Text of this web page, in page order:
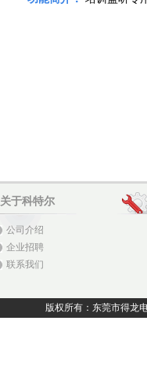
关于科特尔
公司介绍
企业招聘
联系我们
版权所有：东莞市得龙